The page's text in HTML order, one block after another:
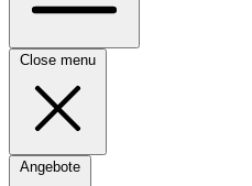
Close menu
Angebote